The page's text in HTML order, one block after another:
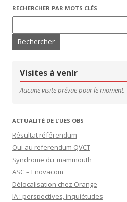
RECHERCHER PAR MOTS CLÉS
Visites à venir
Aucune visite prévue pour le moment.
ACTUALITÉ DE L’UES OBS
Résultat référendum
Oui au referendum QVCT
Syndrome du mammouth
ASC – Enovacom
Délocalisation chez Orange
IA : perspectives, inquiétudes